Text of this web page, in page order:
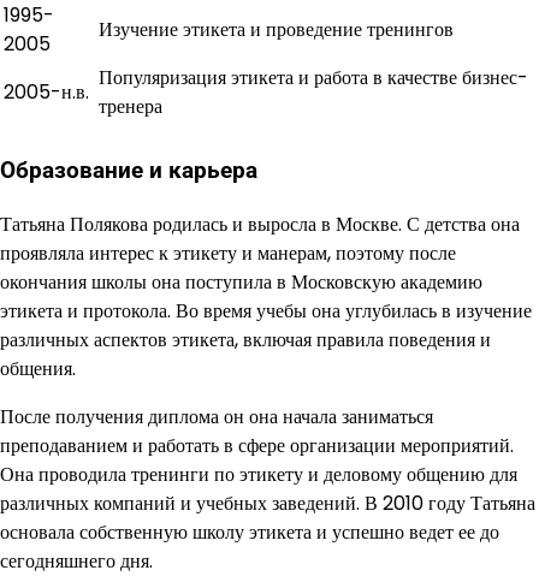
1995-
2005
Изучение этикета и проведение тренингов
2005-н.в.
Популяризация этикета и работа в качестве бизнес-
тренера
Образование и карьера
Татьяна Полякова родилась и выросла в Москве. С детства она
проявляла интерес к этикету и манерам, поэтому после
окончания школы она поступила в Московскую академию
этикета и протокола. Во время учебы она углубилась в изучение
различных аспектов этикета, включая правила поведения и
общения.
После получения диплома он она начала заниматься
преподаванием и работать в сфере организации мероприятий.
Она проводила тренинги по этикету и деловому общению для
различных компаний и учебных заведений. В 2010 году Татьяна
основала собственную школу этикета и успешно ведет ее до
сегодняшнего дня.